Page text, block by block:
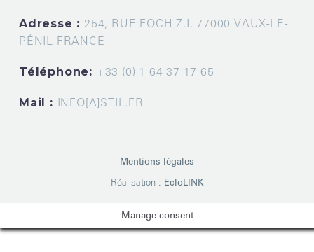
Adresse : 254, RUE FOCH Z.I. 77000 VAUX-LE-
PÉNIL FRANCE
Téléphone: +33 (0) 1 64 37 17 65
Mail : INFO[A]STIL.FR
Mentions légales
Réalisation : EcloLINK
Manage consent